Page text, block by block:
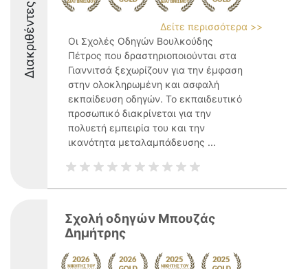
Διακριθέντες
Δείτε περισσότερα >>
Οι Σχολές Οδηγών Βουλκούδης
Πέτρος που δραστηριοποιούνται στα
Γιαννιτσά ξεχωρίζουν για την έμφαση
στην ολοκληρωμένη και ασφαλή
εκπαίδευση οδηγών. Το εκπαιδευτικό
προσωπικό διακρίνεται για την
πολυετή εμπειρία του και την
ικανότητα μεταλαμπάδευσης ...
Σχολή οδηγών Μπουζάς
Δημήτρης